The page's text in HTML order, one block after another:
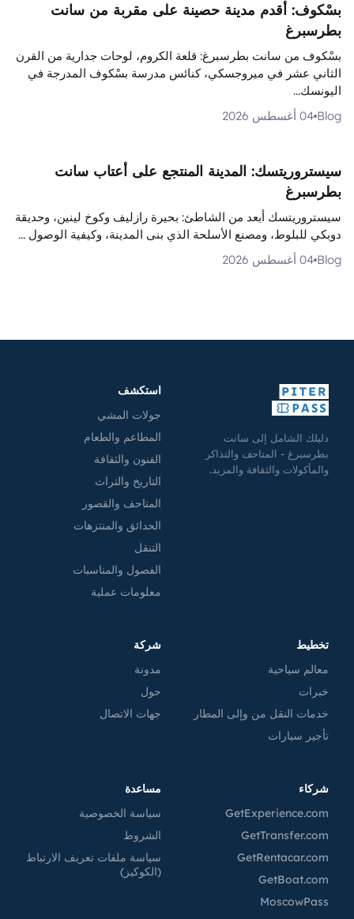
بسْكوف: أقدم مدينة حصينة على مقربة من سانت
بطرسبرغ
بسْكوف من سانت بطرسبرغ: قلعة الكروم، لوحات جدارية من القرن
الثاني عشر في ميروجسكي، كنائس مدرسة بسْكوف المدرجة في
اليونسك...
Blog 04 أغسطس 2026
سيستروريتسك: المدينة المنتجع على أعتاب سانت
بطرسبرغ
سيستروريتسك أبعد من الشاطئ: بحيرة رازليف وكوخ لينين، وحديقة
دوبكي للبلوط، ومصنع الأسلحة الذي بنى المدينة، وكيفية الوصول ...
Blog 04 أغسطس 2026
دليلك الشامل إلى سانت
بطرسبرغ - المتاحف والتذاكر
والمأكولات والثقافة والمزيد.
استكشف
جولات المشي
المطاعم والطعام
الفنون والثقافة
التاريخ والتراث
المتاحف والقصور
الحدائق والمنتزهات
التنقل
الفصول والمناسبات
معلومات عملية
تخطيط
معالم سياحية
خبرات
خدمات النقل من وإلى المطار
تأجير سيارات
شركة
مدونة
حول
جهات الاتصال
شركاء
GetExperience.com
GetTransfer.com
GetRentacar.com
GetBoat.com
MoscowPass
مساعدة
سياسة الخصوصية
الشروط
سياسة ملفات تعريف الارتباط
(الكوكيز)